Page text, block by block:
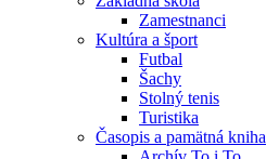
Zamestnanci
Kultúra a šport
Futbal
Šachy
Stolný tenis
Turistika
Časopis a pamätná kniha